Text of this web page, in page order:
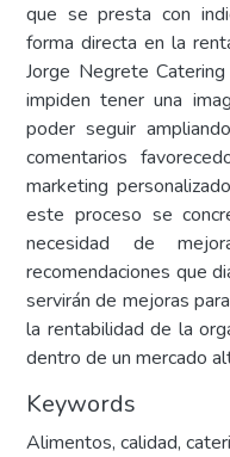
que se presta con
forma directa en la
Jorge Negrete
impiden tener una
poder seguir
comentarios
marketing
este proceso se
necesidad de
recomendaciones que
servirán de mejoras
la rentabilidad de la
dentro de un mercado
Keywords
Alimentos, calidad,